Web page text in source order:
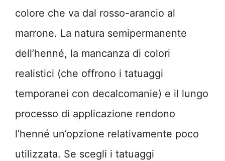
colore che va dal rosso-arancio al
marrone. La natura semipermanente
dell’henné, la mancanza di colori
realistici (che offrono i tatuaggi
temporanei con decalcomanie) e il lungo
processo di applicazione rendono
l’henné un’opzione relativamente poco
utilizzata. Se scegli i tatuaggi